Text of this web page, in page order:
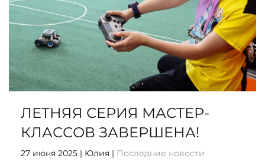
ЛЕТНЯЯ СЕРИЯ МАСТЕР-
КЛАССОВ ЗАВЕРШЕНА!
27 июня 2025 | Юлия | Последние новости